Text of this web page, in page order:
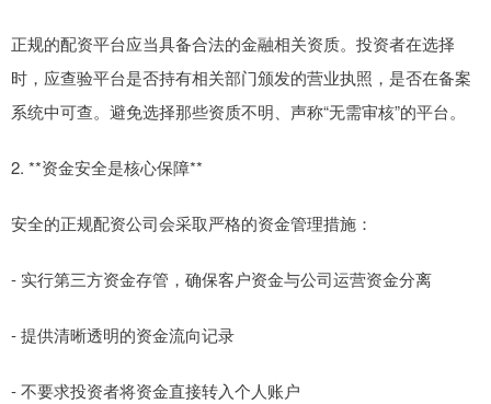
正规的配资平台应当具备合法的金融相关资质。投资者在选择
时，应查验平台是否持有相关部门颁发的营业执照，是否在备案
系统中可查。避免选择那些资质不明、声称“无需审核”的平台。
2. **资金安全是核心保障**
安全的正规配资公司会采取严格的资金管理措施：
- 实行第三方资金存管，确保客户资金与公司运营资金分离
- 提供清晰透明的资金流向记录
- 不要求投资者将资金直接转入个人账户